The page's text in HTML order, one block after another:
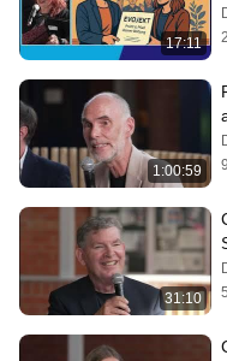
17:11
1:00:59
31:10